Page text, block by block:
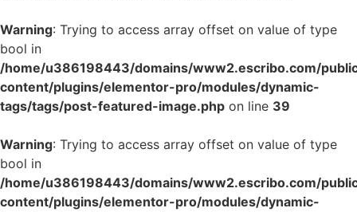
Warning: Trying to access array offset on value of type
bool in
/home/u386198443/domains/www2.escribo.com/
content/plugins/elementor-pro/modules/dynamic-
tags/tags/post-featured-image.php on line 39
Warning: Trying to access array offset on value of type
bool in
/home/u386198443/domains/www2.escribo.com/
content/plugins/elementor-pro/modules/dynamic-